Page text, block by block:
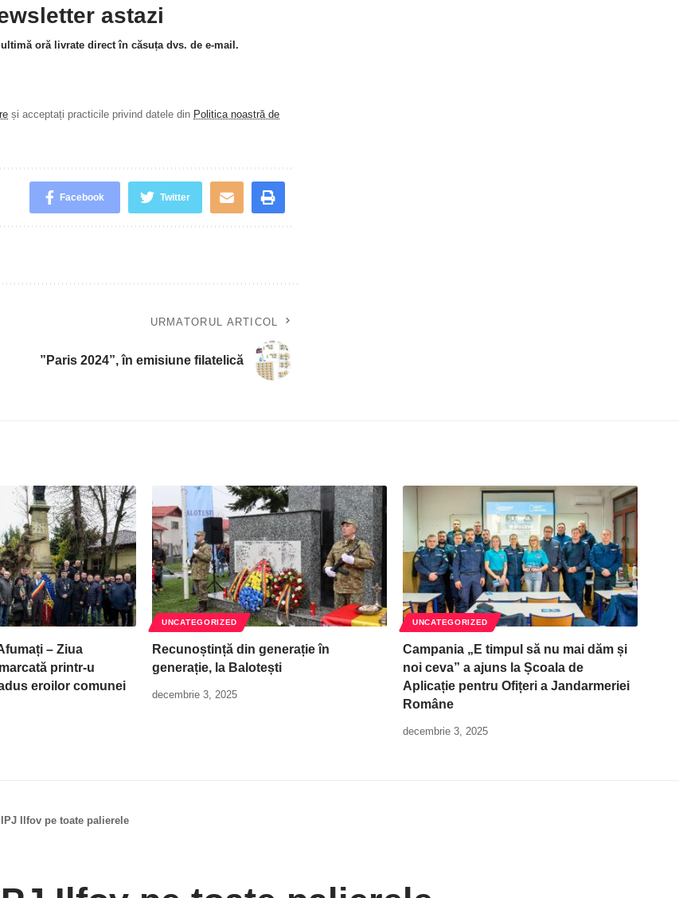
astazi
oră livrate direct în căsuța dvs. de e-mail.
și acceptați practicile privind datele din Politica noastră de
Facebook Twitter
URMATORUL ARTICOL
”Paris 2024”, în emisiune filatelică
– Ziua
printr-u
eroilor comunei
UNCATEGORIZED
Recunoștință din generație în
generație, la Balotești
decembrie 3, 2025
UNCATEGORIZED
Campania „E timpul să nu mai dăm și
noi ceva” a ajuns la Școala de
Aplicație pentru Ofițeri a Jandarmeriei
Române
decembrie 3, 2025
Ilfov pe toate palierele